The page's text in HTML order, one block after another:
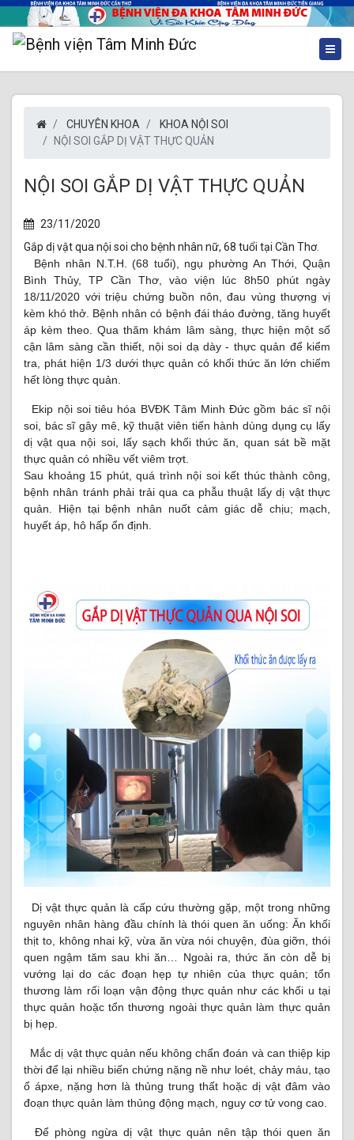
CHUYÊN KHOA
KHOA NỘI SOI
NỘI SOI GẮP DỊ VẬT THỰC QUẢN
NỘI SOI GẮP DỊ VẬT THỰC QUẢN
23/11/2020
Gắp dị vật qua nội soi cho bệnh nhân nữ, 68 tuổi tại Cần Thơ.
Bệnh nhân N.T.H. (68 tuổi), ngụ phường An Thới, Quận
Bình Thủy, TP Cần Thơ, vào viện lúc 8h50 phút ngày
18/11/2020 với triệu chứng buồn nôn, đau vùng thượng vị
kèm khó thở. Bệnh nhân có bệnh đái tháo đường, tăng huyết
áp kèm theo. Qua thăm khám lâm sàng, thực hiện một số
cận lâm sàng cần thiết, nội soi dạ dày - thực quản để kiểm
tra, phát hiện 1/3 dưới thực quản có khối thức ăn lớn chiếm
hết lòng thực quản.
Ekip nội soi tiêu hóa BVĐK Tâm Minh Đức gồm bác sĩ nội
soi, bác sĩ gây mê, kỹ thuật viên tiến hành dùng dụng cụ lấy
dị vật qua nội soi, lấy sạch khối thức ăn, quan sát bề mặt
thực quản có nhiều vết viêm trợt.
Sau khoảng 15 phút, quá trình nội soi kết thúc thành công,
bệnh nhân tránh phải trải qua ca phẫu thuật lấy dị vật thực
quản. Hiện tại bệnh nhân nuốt cảm giác dễ chịu; mạch,
huyết áp, hô hấp ổn định.
Dị vật thực quản là cấp cứu thường gặp, một trong những
nguyên nhân hàng đầu chính là thói quen ăn uống: Ăn khối
thịt to, không nhai kỹ, vừa ăn vừa nói chuyện, đùa giỡn, thói
quen ngậm tăm sau khi ăn… Ngoài ra, thức ăn còn dễ bị
vướng lại do các đoạn hẹp tự nhiên của thực quản; tổn
thương làm rối loạn vận động thực quản như các khối u tại
thực quản hoặc tổn thương ngoài thực quản làm thực quản
bị hẹp.
Mắc dị vật thực quản nếu không chẩn đoán và can thiệp kịp
thời để lại nhiều biến chứng nặng nề như loét, chảy máu, tạo
ổ ápxe, nặng hơn là thủng trung thất hoặc dị vật đâm vào
đoạn thực quản làm thủng động mạch, nguy cơ tử vong cao.
Để phòng ngừa dị vật thực quản nên tập thói quen ăn